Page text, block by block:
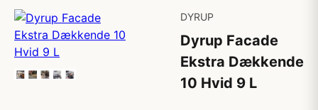
DYRUP
Dyrup Facade
Ekstra Dækkende
10 Hvid 9 L